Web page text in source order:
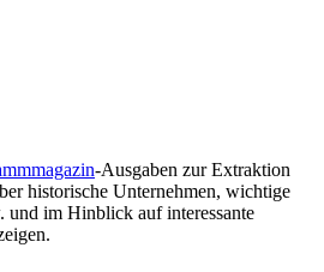
-Ausgaben zur Extraktion
historische Unternehmen, wichtige
und im Hinblick auf interessante